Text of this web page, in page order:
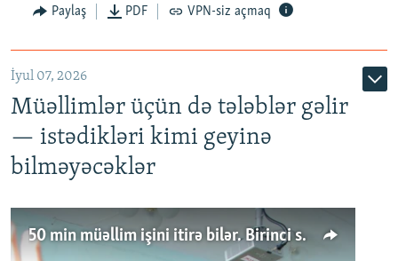
Paylaş PDF VPN-siz açmaq
İyul 07, 2026
Müəllimlər üçün də tələblər gəlir
— istədikləri kimi geyinə
bilməyəcəklər
50 min müəllim işini itirə bilər. Birinci sinfə gedənlər azalır